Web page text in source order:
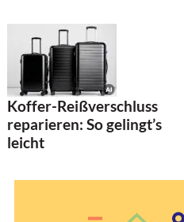
Koffer-Reißverschluss
reparieren: So gelingt’s
leicht